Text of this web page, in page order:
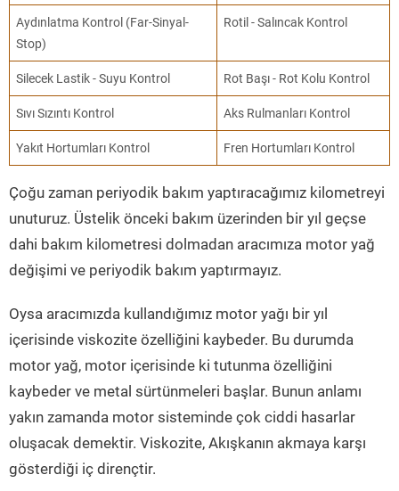
Aydınlatma Kontrol (Far-Sinyal-
Stop)
Rotil - Salıncak Kontrol
Silecek Lastik - Suyu Kontrol Rot Başı - Rot Kolu Kontrol
Sıvı Sızıntı Kontrol Aks Rulmanları Kontrol
Yakıt Hortumları Kontrol Fren Hortumları Kontrol
Çoğu zaman periyodik bakım yaptıracağımız kilometreyi
unuturuz. Üstelik önceki bakım üzerinden bir yıl geçse
dahi bakım kilometresi dolmadan aracımıza motor yağ
değişimi ve periyodik bakım yaptırmayız.
Oysa aracımızda kullandığımız motor yağı bir yıl
içerisinde viskozite özelliğini kaybeder. Bu durumda
motor yağ, motor içerisinde ki tutunma özelliğini
kaybeder ve metal sürtünmeleri başlar. Bunun anlamı
yakın zamanda motor sisteminde çok ciddi hasarlar
oluşacak demektir. Viskozite, Akışkanın akmaya karşı
gösterdiği iç dirençtir.